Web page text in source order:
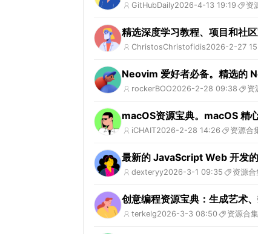
GitHubDaily2026-4-13 19:19 资
精选深度学习教程、项目和社
ChristosChristofidis2026-2-27
Neovim 爱好者必备。精选的
rockerBOO2026-2-28 09:38 资
macOS资源宝典。macOS 精
iCHAIT2026-2-28 14:26 资源合
最新的 JavaScript Web 开发
dexteryy2026-3-1 09:35 资源合
创意编程资源宝典：生成艺术
terkelg2026-3-3 08:50 资源合集